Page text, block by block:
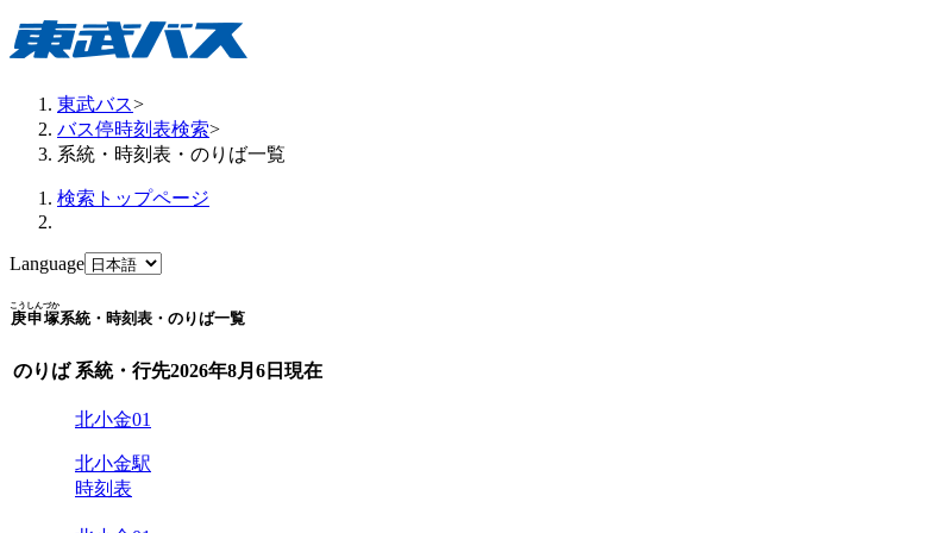
東武バス>
バス停時刻表検索>
系統・時刻表・のりば一覧
検索トップページ
Language
庚申塚
こうしんづか
系統・時刻表・のりば一覧
のりば 系統・行先2026年8月6日 現在
北小金01
北小金駅
時刻表